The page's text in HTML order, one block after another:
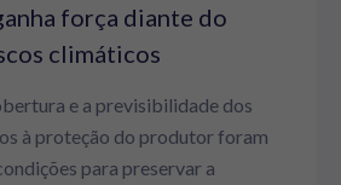
força diante do
climáticos
e a previsibilidade dos
à proteção do produtor foram
para preservar a